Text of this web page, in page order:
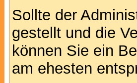
Sollte der
gestellt und die
können Sie ein
am ehesten